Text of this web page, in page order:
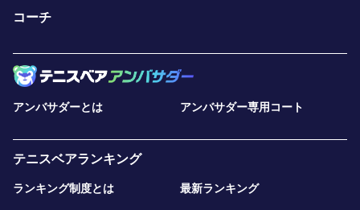
コーチ
アンバサダーとは アンバサダー専用コート
テニスベアランキング
ランキング制度とは 最新ランキング